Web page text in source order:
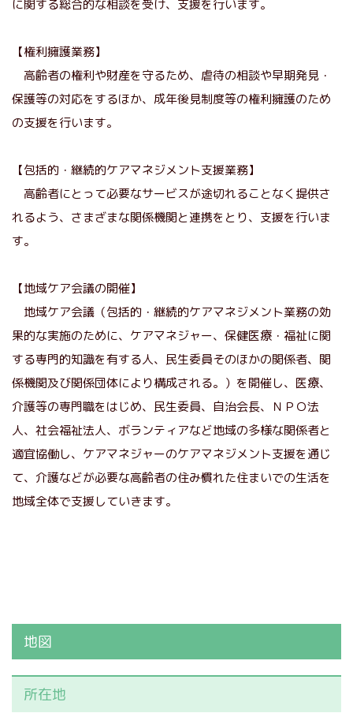
に関する総合的な相談を受け、支援を行います。
【権利擁護業務】
高齢者の権利や財産を守るため、虐待の相談や早期発見・
保護等の対応をするほか、成年後見制度等の権利擁護のため
の支援を行います。
【包括的・継続的ケアマネジメント支援業務】
高齢者にとって必要なサービスが途切れることなく提供さ
れるよう、さまざまな関係機関と連携をとり、支援を行いま
す。
【地域ケア会議の開催】
地域ケア会議（包括的・継続的ケアマネジメント業務の効
果的な実施のために、ケアマネジャー、保健医療・福祉に関
する専門的知識を有する人、民生委員そのほかの関係者、関
係機関及び関係団体により構成される。）を開催し、医療、
介護等の専門職をはじめ、民生委員、自治会長、ＮＰＯ法
人、社会福祉法人、ボランティアなど地域の多様な関係者と
適宜協働し、ケアマネジャーのケアマネジメント支援を通じ
て、介護などが必要な高齢者の住み慣れた住まいでの生活を
地域全体で支援していきます。
地図
所在地